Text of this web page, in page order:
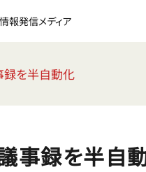
報発信メディア
録を半自動化
議事録を半自